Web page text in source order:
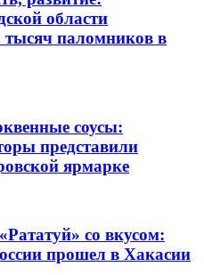
области
тысяч паломников в
соусы:
представили
ярмарке
со вкусом:
прошел в Хакасии